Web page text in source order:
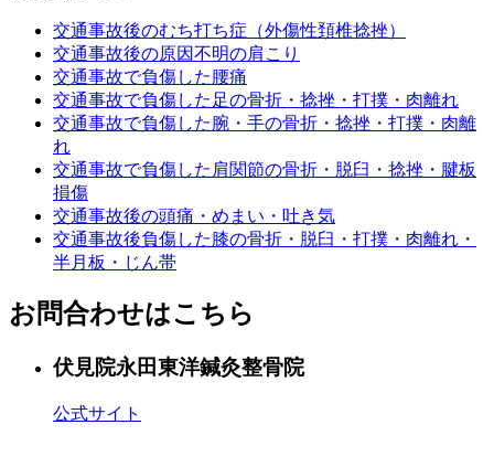
交通事故後のむち打ち症（外傷性頚椎捻挫）
交通事故後の原因不明の肩こり
交通事故で負傷した腰痛
交通事故で負傷した足の骨折・捻挫・打撲・肉離れ
交通事故で負傷した腕・手の骨折・捻挫・打撲・肉離
れ
交通事故で負傷した肩関節の骨折・脱臼・捻挫・腱板
損傷
交通事故後の頭痛・めまい・吐き気
交通事故後負傷した膝の骨折・脱臼・打撲・肉離れ・
半月板・じん帯
お問合わせはこちら
伏見院永田東洋鍼灸整骨院
公式サイト